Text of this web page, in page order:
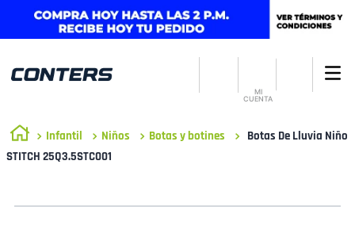
MI
CUENTA
Infantil Niños Botas y botines
Botas De Lluvia Niño
STITCH 25Q3.5STC001